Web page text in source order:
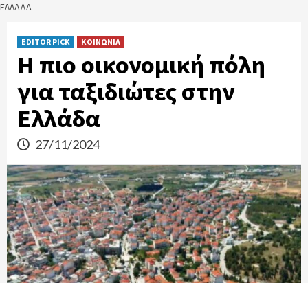
ΕΛΛΆΔΑ
EDITOR PICK ΚΟΙΝΩΝΙΑ
Η πιο οικονομική πόλη
για ταξιδιώτες στην
Ελλάδα
27/11/2024